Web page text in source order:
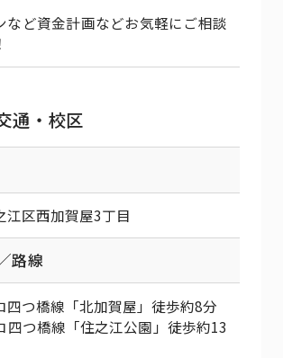
など資金計画などお気軽にご相談
通・校区
江区西加賀屋3丁目
路線
四つ橋線「北加賀屋」徒歩約8分
四つ橋線「住之江公園」徒歩約13